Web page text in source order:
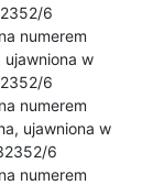
6
numerem
w
6
numerem
ujawniona w
6
numerem